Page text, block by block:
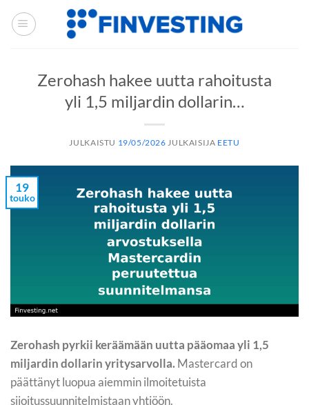
Siirry
sisältöön
Zerohash hakee uutta rahoitusta
yli 1,5 miljardin dollarin…
JULKAISTU 19/05/2026 JULKAISIJA EETU
19
touko
Zerohash pyrkii keräämään uutta pääomaa yli 1,5
miljardin dollarin yritysarvolla. Mastercard on
päättänyt luopua aiemmin ilmoitetuista
sijoitussuunnitelmistaan yhtiöön.